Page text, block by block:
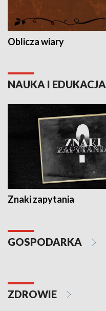
Oblicza wiary
NAUKA I EDUKACJA
Znaki zapytania
GOSPODARKA
ZDROWIE